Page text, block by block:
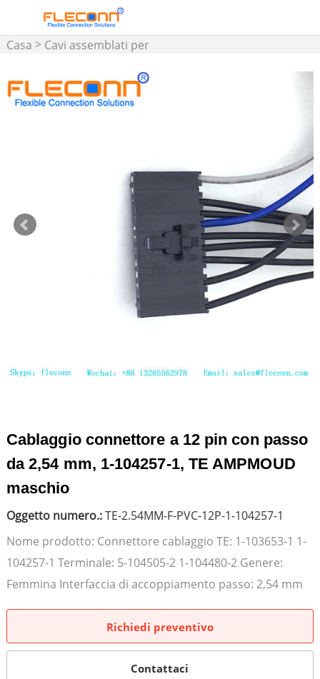
Casa > Cavi assemblati per
Cablaggio micro MATE-N-
LOK
Cablaggio connettore a 12 pin con passo
da 2,54 mm, 1-104257-1, TE AMPMOUD
maschio
Oggetto numero.:TE-2.54MM-F-PVC-12P-1-104257-1
Nome prodotto: Connettore cablaggio TE: 1-103653-1 1-
104257-1 Terminale: 5-104505-2 1-104480-2 Genere:
Femmina Interfaccia di accoppiamento passo: 2,54 mm
Richiedi preventivo
Contattaci